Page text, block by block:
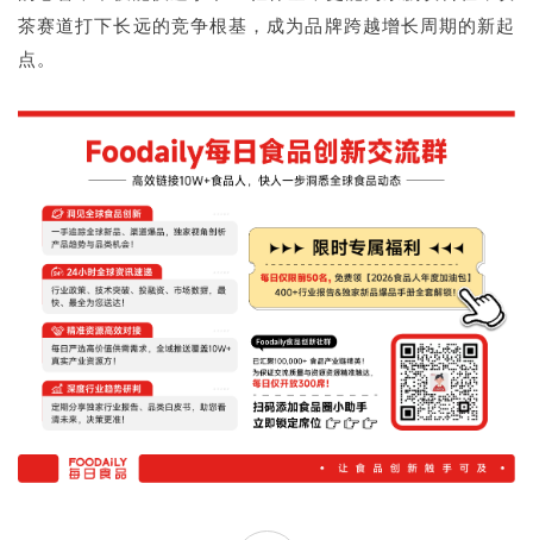
茶赛道打下长远的竞争根基，成为品牌跨越增长周期的新起
点。